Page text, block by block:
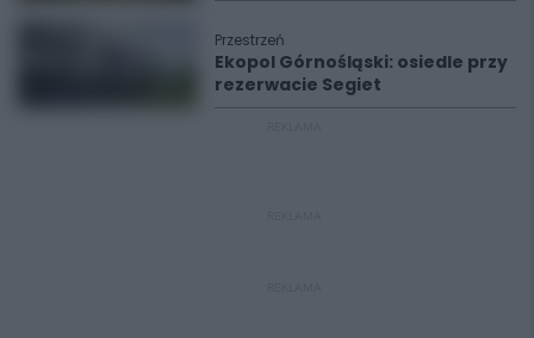
Przestrzeń
Ekopol Górnośląski: osiedle przy
rezerwacie Segiet